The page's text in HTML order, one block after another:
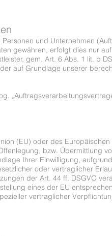
und Unternehmen
gewähren, erfolgt dies nur
gem. Art. 6 Abs. 1 lit. b
auf Grundlage unserer
(EU) oder des
bzw. Übermittlung
Ihrer Einwilligung,
oder vertraglicher
der Art. 44 ff. DSGVO
eines der EU
vertraglicher